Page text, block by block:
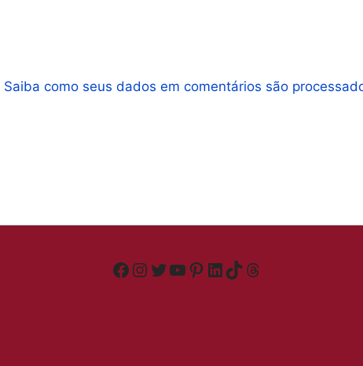
Saiba como seus dados em comentários são
Facebook
Instagram
Twitter
YouTube
Pinterest
LinkedIn
TikTok
Threads